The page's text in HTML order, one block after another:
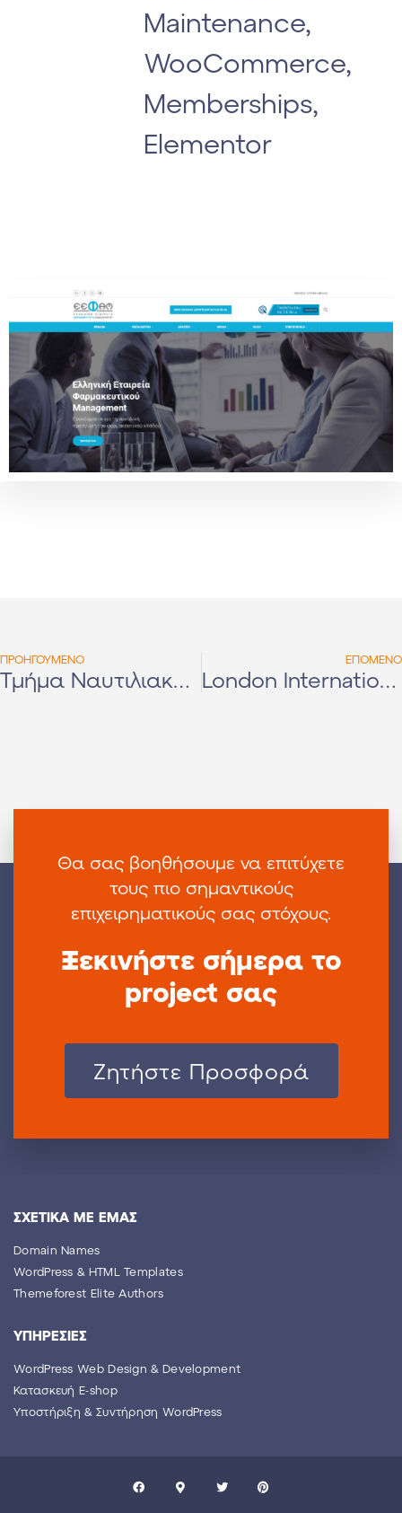
Maintenance,
WooCommerce,
Memberships,
Εlementor
ΠΡΟΗΓΟΥΜΕΝΟ
Τμήμα Ναυτιλιακών Σπουδών Πανεπιστημίου Πειραιώς
ΕΠΟΜΕΝΟ
London International Olive Oil Competition
Θα σας βοηθήσουμε να επιτύχετε
τους πιο σημαντικούς
επιχειρηματικούς σας στόχους.
Ξεκινήστε σήμερα το
project σας
Zητήστε Προσφορά
ΣΧΕΤΙΚΑ ΜΕ ΕΜΑΣ
Domain Names
WordPress & HTML Templates
Themeforest Elite Authors
YΠΗΡΕΣΙΕΣ
WordPress Web Design & Development
Κατασκευή E-shop
Yποστήριξη & Συντήρηση WordPress